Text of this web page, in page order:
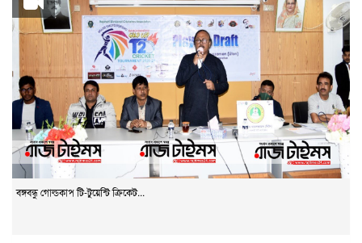
বঙ্গবন্ধু গোল্ডকাপ টি-টুয়েন্টি ক্রিকেট...